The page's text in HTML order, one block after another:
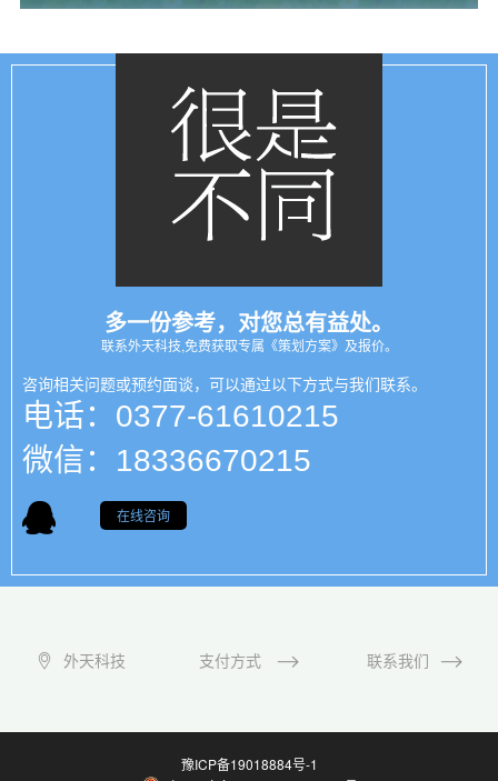
多一份参考，对您总有益处。
联系外天科技,免费获取专属《策划方案》及报价。
咨询相关问题或预约面谈，可以通过以下方式与我们联系。
电话：0377-61610215
微信：18336670215
在线咨询
外天科技 联系我们
支付方式
豫ICP备19018884号-1